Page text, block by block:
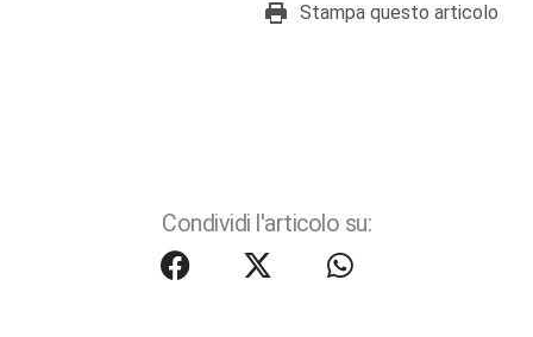
Stampa questo articolo
Condividi l'articolo su: